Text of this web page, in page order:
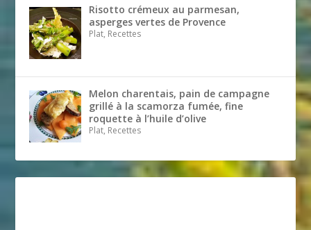
Risotto crémeux au parmesan,
asperges vertes de Provence
Plat, Recettes
Melon charentais, pain de campagne
grillé à la scamorza fumée, fine
roquette à l’huile d’olive
Plat, Recettes